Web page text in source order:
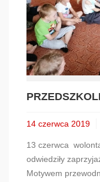
14 czerwca 2019
13 czerwca
odwiedziły
Motywem